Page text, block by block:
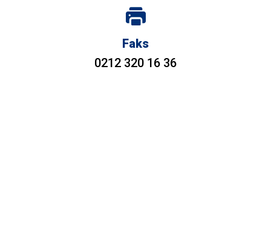
Faks
0212 320 16 36